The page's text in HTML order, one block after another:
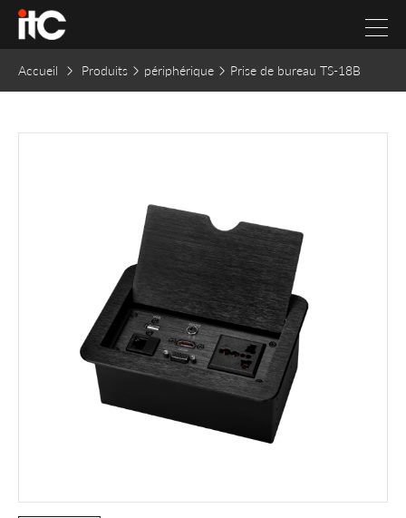
Accueil Produits périphérique Prise de bureau TS-18B